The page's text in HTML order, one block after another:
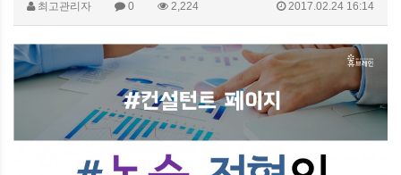
최고관리자 0 2,224 2017.02.24 16:14